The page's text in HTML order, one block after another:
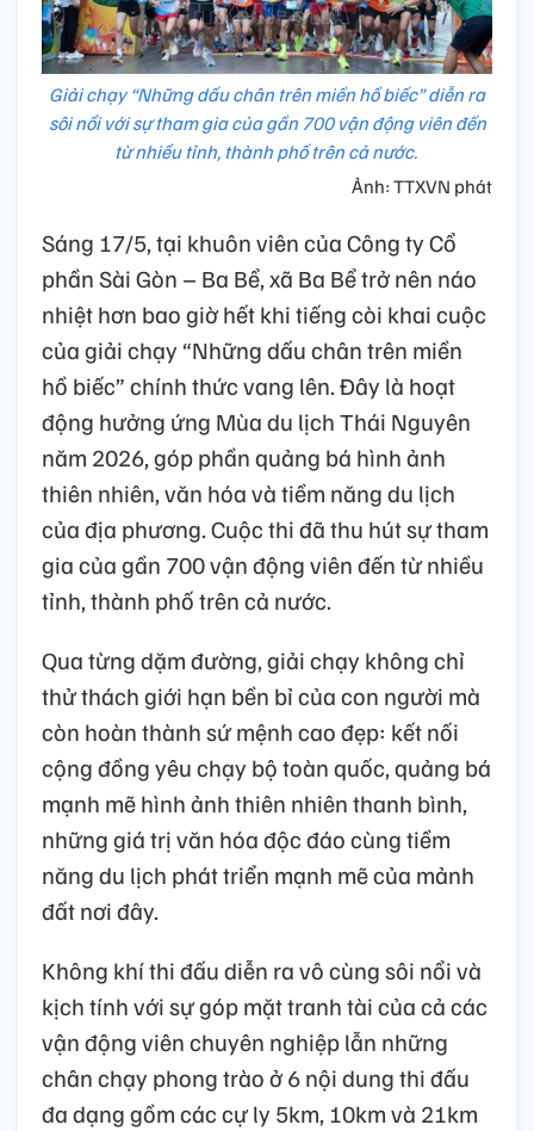
Giải chạy “Những dấu chân trên miền hồ biếc” diễn ra
sôi nổi với sự tham gia của gần 700 vận động viên đến
từ nhiều tỉnh, thành phố trên cả nước.
Ảnh: TTXVN phát
Sáng 17/5, tại khuôn viên của Công ty Cổ
phần Sài Gòn – Ba Bể, xã Ba Bể trở nên náo
nhiệt hơn bao giờ hết khi tiếng còi khai cuộc
của giải chạy “Những dấu chân trên miền
hồ biếc” chính thức vang lên. Đây là hoạt
động hưởng ứng Mùa du lịch Thái Nguyên
năm 2026, góp phần quảng bá hình ảnh
thiên nhiên, văn hóa và tiềm năng du lịch
của địa phương. Cuộc thi đã thu hút sự tham
gia của gần 700 vận động viên đến từ nhiều
tỉnh, thành phố trên cả nước.
Qua từng dặm đường, giải chạy không chỉ
thử thách giới hạn bền bỉ của con người mà
còn hoàn thành sứ mệnh cao đẹp: kết nối
cộng đồng yêu chạy bộ toàn quốc, quảng bá
mạnh mẽ hình ảnh thiên nhiên thanh bình,
những giá trị văn hóa độc đáo cùng tiềm
năng du lịch phát triển mạnh mẽ của mảnh
đất nơi đây.
Không khí thi đấu diễn ra vô cùng sôi nổi và
kịch tính với sự góp mặt tranh tài của cả các
vận động viên chuyên nghiệp lẫn những
chân chạy phong trào ở 6 nội dung thi đấu
đa dạng gồm các cự ly 5km, 10km và 21km